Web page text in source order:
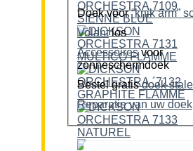
Doek voor
Volantlos
Accessoiresvoor
zonneschermdoek
Bestel gratis doek
Reparatie van uw doek